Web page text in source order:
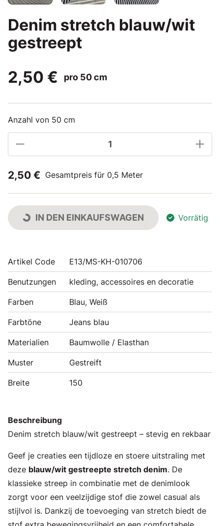
Denim stretch blauw/wit
gestreept
2,50 €
pro 50 cm
Anzahl von 50 cm
2,50 € Gesamtpreis für 0,5 Meter
IN DEN EINKAUFSWAGEN Vorrätig
Artikel Code E13/MS-KH-010706
Benutzungen kleding, accessoires en decoratie
Farben Blau, Weiß
Farbtöne Jeans blau
Materialien Baumwolle / Elasthan
Muster Gestreift
Breite 150
Beschreibung
Denim stretch blauw/wit gestreept – stevig en rekbaar
Geef je creaties een tijdloze en stoere uitstraling met
deze blauw/wit gestreepte stretch denim. De
klassieke streep in combinatie met de denimlook
zorgt voor een veelzijdige stof die zowel casual als
stijlvol is. Dankzij de toevoeging van stretch biedt de